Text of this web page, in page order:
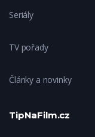
Seriály
TV pořady
Články a novinky
TipNaFilm.cz